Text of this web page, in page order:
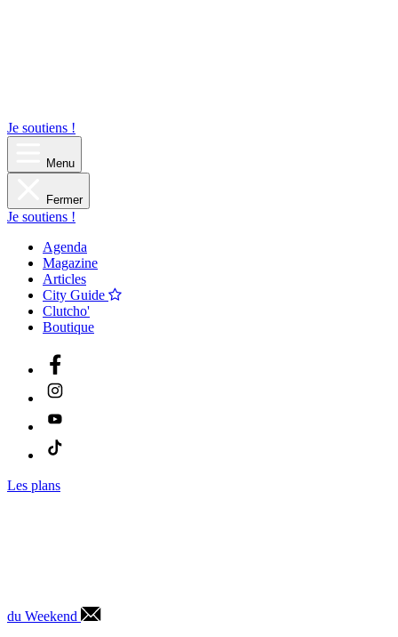
Je soutiens !
Menu
Fermer
Je soutiens !
Agenda
Magazine
Articles
City Guide
Clutcho'
Boutique
Les plans
du Weekend